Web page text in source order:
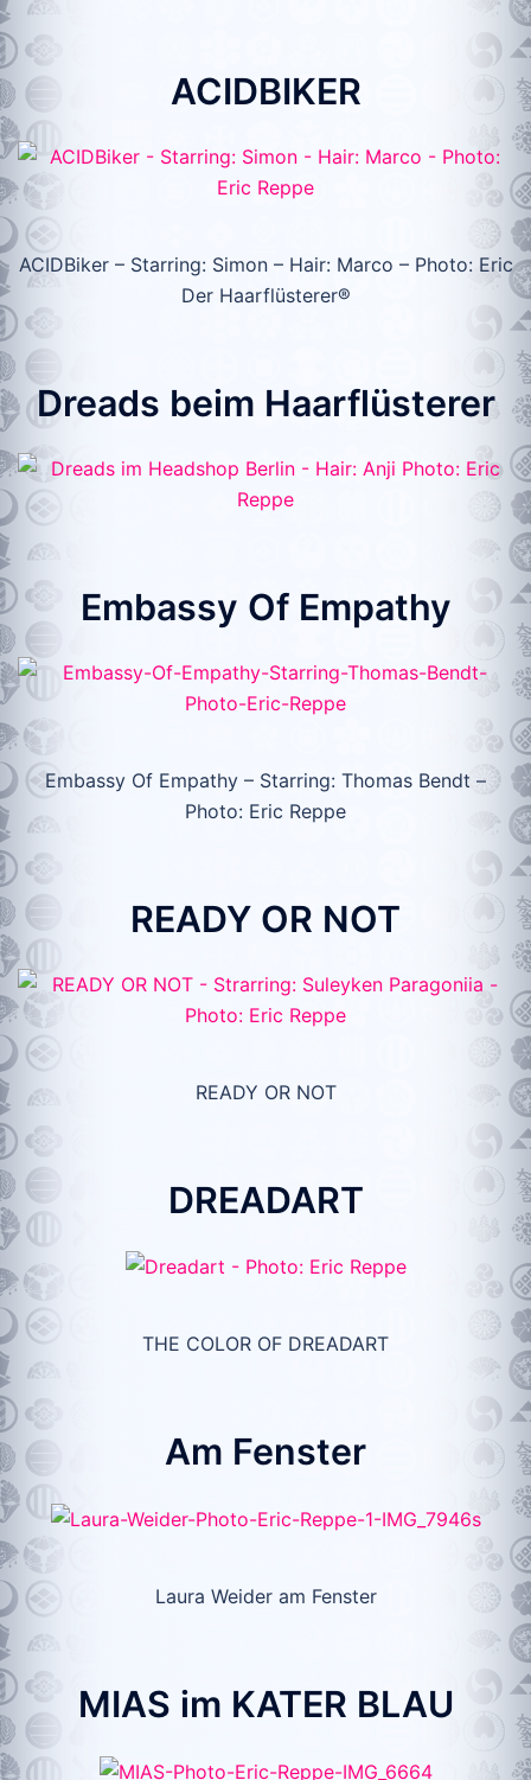
ACIDBIKER
ACIDBiker – Starring: Simon – Hair: Marco – Photo: Eric
Der Haarflüsterer®
Dreads beim Haarflüsterer
Embassy Of Empathy
Embassy Of Empathy – Starring: Thomas Bendt –
Photo: Eric Reppe
READY OR NOT
READY OR NOT
DREADART
THE COLOR OF DREADART
Am Fenster
Laura Weider am Fenster
MIAS im KATER BLAU